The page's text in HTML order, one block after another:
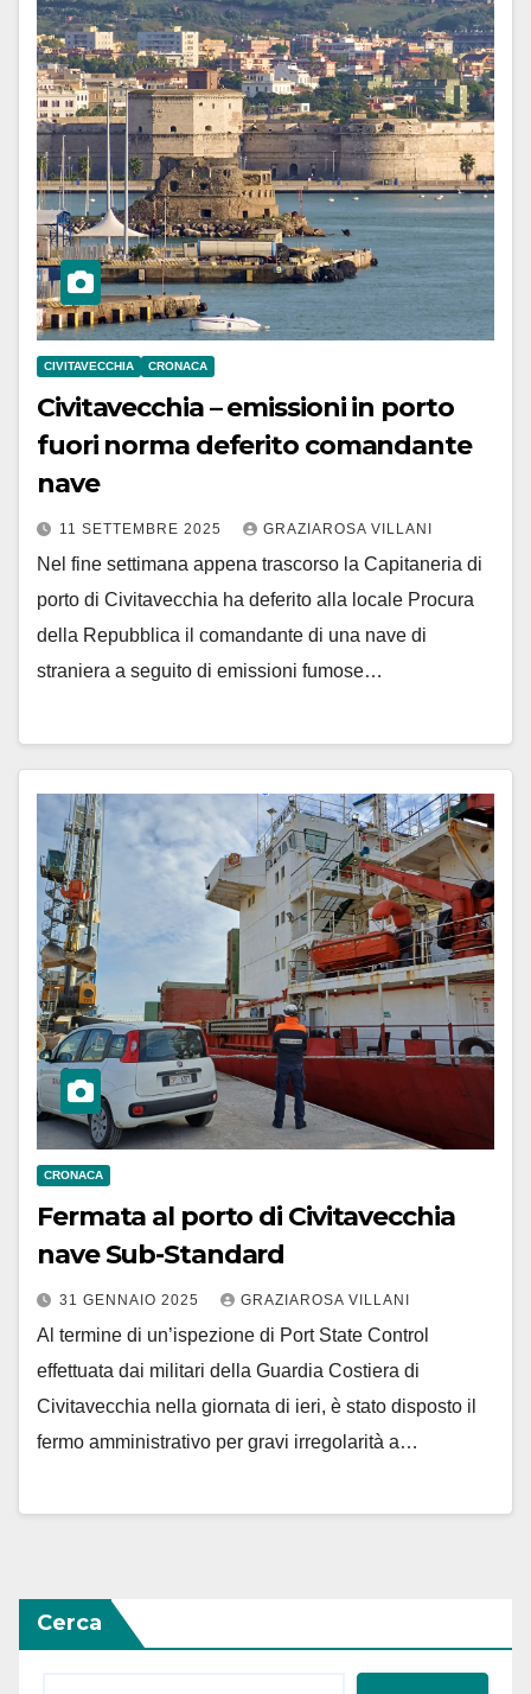
CIVITAVECCHIA CRONACA
Civitavecchia – emissioni in porto
fuori norma deferito comandante
nave
11 SETTEMBRE 2025 GRAZIAROSA VILLANI
Nel fine settimana appena trascorso la Capitaneria di
porto di Civitavecchia ha deferito alla locale Procura
della Repubblica il comandante di una nave di
straniera a seguito di emissioni fumose…
CRONACA
Fermata al porto di Civitavecchia
nave Sub-Standard
31 GENNAIO 2025 GRAZIAROSA VILLANI
Al termine di un’ispezione di Port State Control
effettuata dai militari della Guardia Costiera di
Civitavecchia nella giornata di ieri, è stato disposto il
fermo amministrativo per gravi irregolarità a…
Cerca